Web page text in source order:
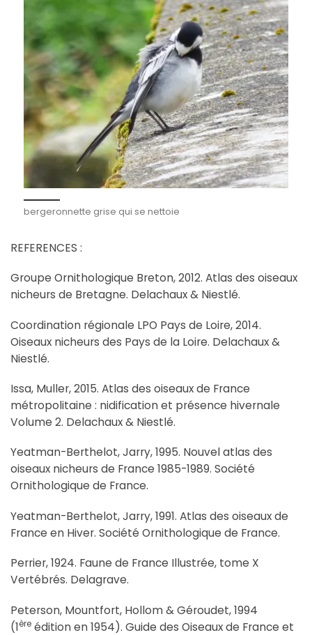
bergeronnette grise qui se nettoie
REFERENCES :
Groupe Ornithologique Breton, 2012. Atlas des oiseaux
nicheurs de Bretagne. Delachaux & Niestlé.
Coordination régionale LPO Pays de Loire, 2014.
Oiseaux nicheurs des Pays de la Loire. Delachaux &
Niestlé.
Issa, Muller, 2015. Atlas des oiseaux de France
métropolitaine : nidification et présence hivernale
Volume 2. Delachaux & Niestlé.
Yeatman-Berthelot, Jarry, 1995. Nouvel atlas des
oiseaux nicheurs de France 1985-1989. Société
Ornithologique de France.
Yeatman-Berthelot, Jarry, 1991. Atlas des oiseaux de
France en Hiver. Société Ornithologique de France.
Perrier, 1924. Faune de France Illustrée, tome X
Vertébrés. Delagrave.
Peterson, Mountfort, Hollom & Géroudet, 1994
(1ère édition en 1954). Guide des Oiseaux de France et